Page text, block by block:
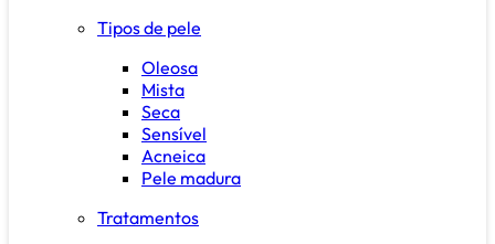
Tipos de pele
Oleosa
Mista
Seca
Sensível
Acneica
Pele madura
Tratamentos